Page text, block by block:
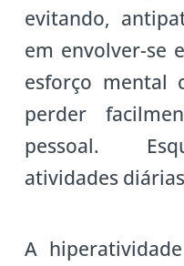
evitando,
em envolver-se
esforço mental
perder
pessoal.
atividades
A